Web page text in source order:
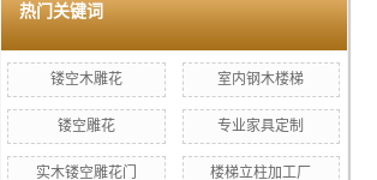
热门关键词
镂空木雕花 室内钢木楼梯
镂空雕花 专业家具定制
实木镂空雕花门 楼梯立柱加工厂